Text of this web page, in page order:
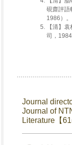
硯齋評語
1986）。
【清】
司，1984
Journal
Journal of
Literature【